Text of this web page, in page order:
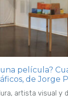
una película?
de Jorge
artista visual y